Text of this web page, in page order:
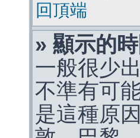
回頂端
» 顯示的
一般很少
不準有可
是這種原